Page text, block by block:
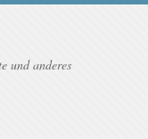
und anderes